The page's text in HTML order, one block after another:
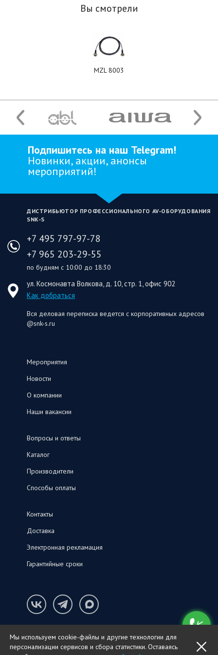
Вы смотрели
MZL 8003
Подпишитесь на наш Telegram!
Новинки, акции, анонсы
мероприятий!
ДИСТРИБЬЮТОР ПРОФЕССИОНАЛЬНОГО AV‑ОБОРУДОВАНИЯ
SNK‑S
+7 495 797-97-78
+7 965 203-29-55
по будням с 10:00 до 18:30
ул. Космонавта Волкова, д. 10, стр. 1, офис 902
Как добраться
Вся деловая переписка ведется с корпоративных адресов
@snk-s.ru
Мероприятия
Новости
О компании
Наши вакансии
Вопросы и ответы
Каталог
Производители
Способы оплаты
Контакты
Доставка
Электронная рекламация
Гарантийные сроки
© ООО «СНК‑С», 2026
Мы используем cookie-файлы и другие технологии для
персонализации сервисов и сбора статистики. Оставаясь